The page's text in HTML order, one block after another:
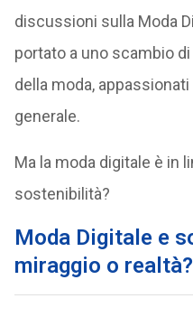
discussioni sulla Moda
portato a uno scambio
della moda,
generale.
Ma la moda digitale è in
sostenibilità?
Moda Digitale e
miraggio o realtà?